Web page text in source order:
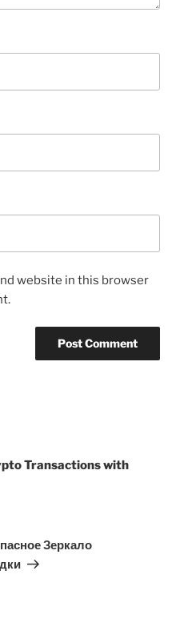
website in this browser
Transactions with
Зеркало